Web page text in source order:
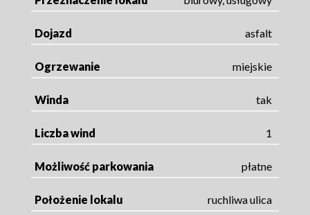
Dojazd asfalt
Ogrzewanie miejskie
Winda tak
Liczba wind 1
Możliwość parkowania płatne
Położenie lokalu ruchliwa ulica